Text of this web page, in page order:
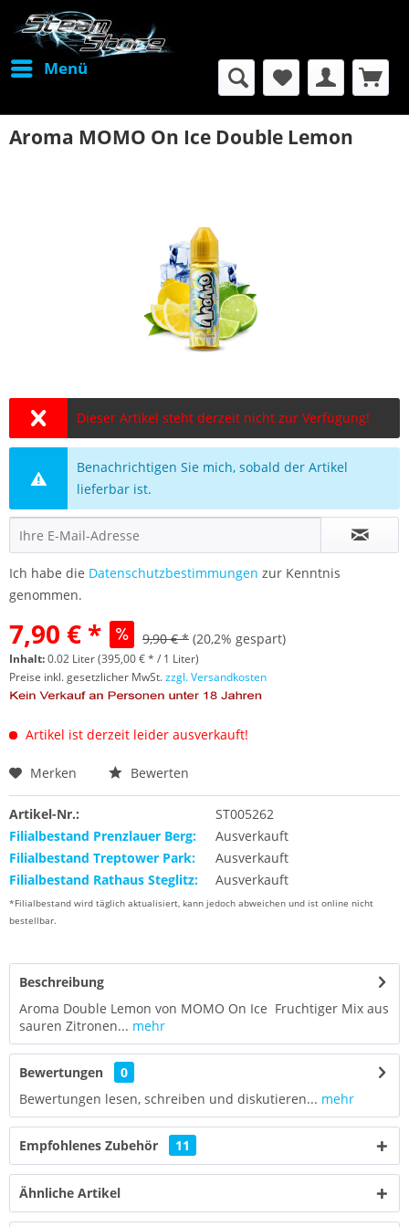
Menü
Aroma MOMO On Ice Double Lemon
Dieser Artikel steht derzeit nicht zur Verfügung!
Benachrichtigen Sie mich, sobald der Artikel
lieferbar ist.
Ich habe die Datenschutzbestimmungen zur Kenntnis
genommen.
7,90 € * 9,90 € * (20,2% gespart)
Inhalt:0.02 Liter (395,00 € * / 1 Liter)
Preise inkl. gesetzlicher MwSt.zzgl. Versandkosten
Artikel ist derzeit leider ausverkauft!
Merken Bewerten
Artikel-Nr.:
ST005262
Filialbestand Prenzlauer Berg:
Ausverkauft
Filialbestand Treptower Park:
Ausverkauft
Filialbestand Rathaus Steglitz:
Ausverkauft
*Filialbestand wird täglich aktualisiert, kann jedoch abweichen und ist online nicht
bestellbar.
Beschreibung
Aroma Double Lemon von MOMO On Ice Fruchtiger Mix aus
sauren Zitronen... mehr
Bewertungen
0
Bewertungen lesen, schreiben und diskutieren... mehr
Empfohlenes Zubehör 11
Ähnliche Artikel